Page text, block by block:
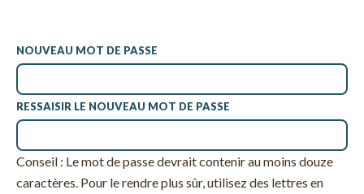
NOUVEAU MOT DE PASSE
RESSAISIR LE NOUVEAU MOT DE PASSE
Conseil : Le mot de passe devrait contenir au moins douze
caractères. Pour le rendre plus sûr, utilisez des lettres en